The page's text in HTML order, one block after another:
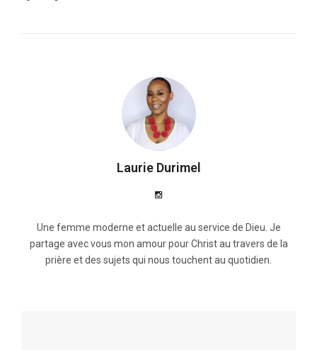
Laurie Durimel
Une femme moderne et actuelle au service de Dieu. Je
partage avec vous mon amour pour Christ au travers de la
prière et des sujets qui nous touchent au quotidien.